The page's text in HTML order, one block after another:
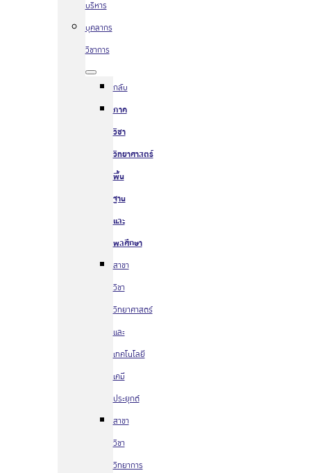
บริหาร
บุคลากร
วิชาการ
กลับ
ภาค
วิชา
วิทยาศาสตร์
พื้น
ฐาน
และ
พลศึกษา
สาขา
วิชา
วิทยาศาสตร์
และ
เทคโนโลยี
เคมี
ประยุกต์
สาขา
วิชา
วิทยาการ